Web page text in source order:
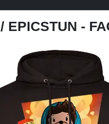
/ EPICSTUN -